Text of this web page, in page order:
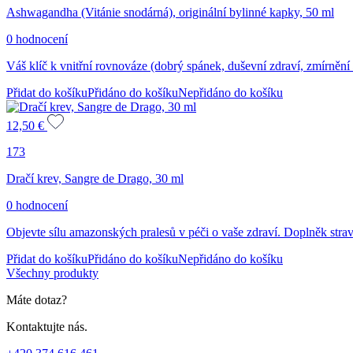
Ashwagandha (Vitánie snodárná), originální bylinné kapky, 50 ml
0 hodnocení
Váš klíč k vnitřní rovnováze (dobrý spánek, duševní zdraví, zmírnění
Přidat do košíkuPřidáno do košíkuNepřidáno do košíku
12,50 €
173
Dračí krev, Sangre de Drago, 30 ml
0 hodnocení
Objevte sílu amazonských pralesů v péči o vaše zdraví. Doplněk
Přidat do košíkuPřidáno do košíkuNepřidáno do košíku
Všechny produkty
Máte dotaz?
Kontaktujte nás.